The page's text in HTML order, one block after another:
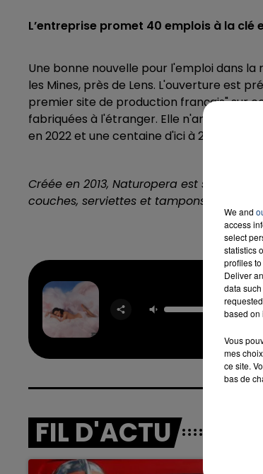
L’entreprise promet 40 emplois à la clé
Une bonne nouvelle pour l'emploi dans la
les Mines, près de Lens. L'ouverture est
premier site de production français" sur
fabriquées à l'étranger. Elle n'arrive pas
en 2022 et une centaine d'ici à 2 à 3 ans.
Créée en 2013, Naturopera est
couches, serviettes et tampons
FIL D'ACTU
We and
access
select
statistics
profiles
Deliver
data
based on
Vous
mes
ce site.
bas de